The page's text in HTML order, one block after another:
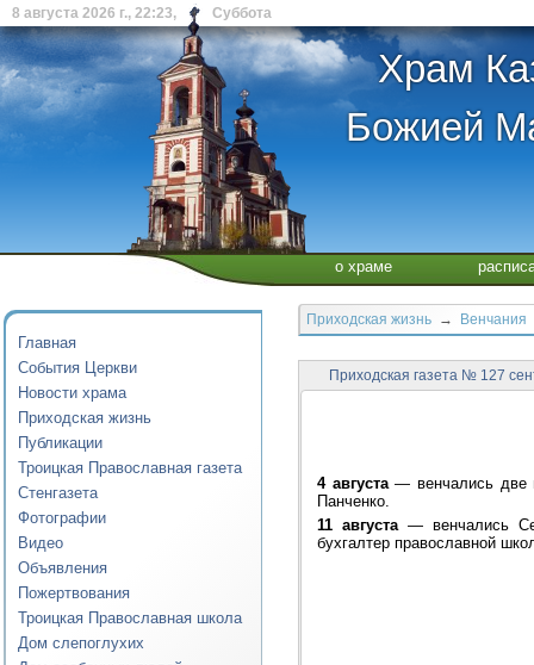
8 августа 2026 г., 22:23, Суббота
Храм
Божией
о храме
Главная
События Церкви
Новости храма
Приходская жизнь
Публикации
Троицкая Православная газета
Стенгазета
Фотографии
Видео
Объявления
Пожертвования
Троицкая Православная школа
Дом слепоглухих
Приходская жизнь → Венчания
Приходская газета № 127
4 августа— венчались две
Панченко.
11 августа— венчались
бухгалтер православной